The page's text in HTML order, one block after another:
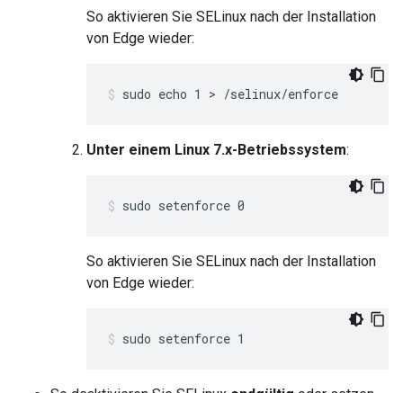
So aktivieren Sie SELinux nach der Installation
von Edge wieder:
sudo echo 1 > /selinux/enforce
Unter einem Linux 7.x-Betriebssystem:
sudo setenforce 0
So aktivieren Sie SELinux nach der Installation
von Edge wieder:
sudo setenforce 1